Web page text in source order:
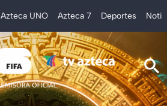
Azteca UNO Azteca 7 Deportes